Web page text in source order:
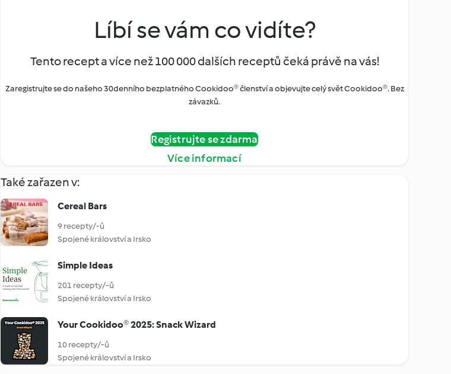
Líbí se vám co vidíte?
Tento recept a více než 100 000 dalších receptů čeká právě na vás!
Zaregistrujte se do našeho 30denního bezplatného Cookidoo® členství a objevujte celý svět Cookidoo®. Bez
závazků.
Registrujte se zdarma
Více informací
Také zařazen v:
Cereal Bars
9 recepty/-ů
Spojené království a Irsko
Simple Ideas
201 recepty/-ů
Spojené království a Irsko
Your Cookidoo® 2025: Snack Wizard
10 recepty/-ů
Spojené království a Irsko